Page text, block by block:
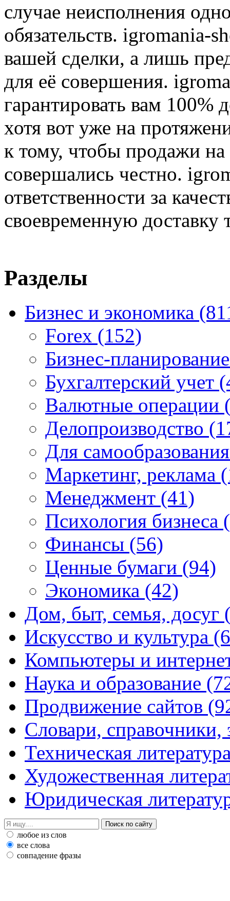
случае неисполнения
обязательств. igromania-
вашей сделки, а лишь
для её совершения.
гарантировать вам 100%
хотя вот уже на
к тому, чтобы продажи
совершались честно.
ответственности за
своевременную доставку
Разделы
Бизнес и экономика
Forex (152)
Бизнес-
Бухгалтерский учет
Валютные операции
Делопроизводство
Для
Маркетинг, реклама
Менеджмент (41)
Психология бизнеса
Финансы (56)
Ценные бумаги (94)
Экономика (42)
Дом, быт, семья, досуг
Искусство и культура
Компьютеры и
Наука и образование
Продвижение сайтов
Словари,
Техническая
Художественная
Юридическая
любое из слов
все слова
совпадение фразы